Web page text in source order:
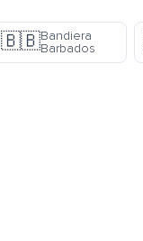
🇧🇧Bandiera
Barbados